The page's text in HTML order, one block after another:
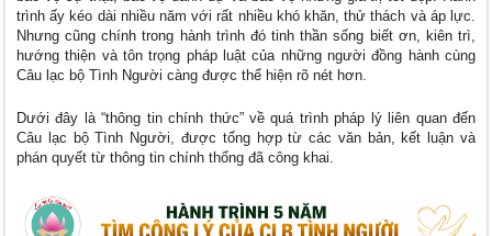
trình ấy kéo dài nhiều năm với rất nhiều khó khăn, thử thách và áp lực.
Nhưng cũng chính trong hành trình đó tinh thần sống biết ơn, kiên trì,
hướng thiện và tôn trọng pháp luật của những người đồng hành cùng
Câu lạc bộ Tình Người càng được thể hiện rõ nét hơn.
Dưới đây là “thông tin chính thức” về quá trình pháp lý liên quan đến
Câu lạc bộ Tình Người, được tổng hợp từ các văn bản, kết luận và
phán quyết từ thông tin chính thống đã công khai.